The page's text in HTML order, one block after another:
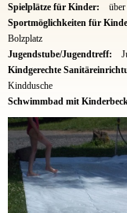
Spielplätze für Kinder:
über
Sportmöglichkeiten für
Bolzplatz
Jugendstube/Jugendtreff:
Kindgerechte
Kinddusche
Schwimmbad mit